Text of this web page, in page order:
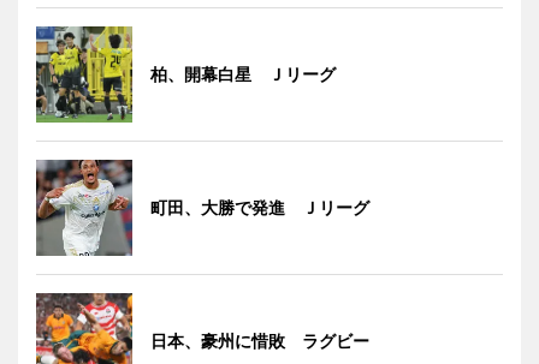
柏、開幕白星 Ｊリーグ
町田、大勝で発進 Ｊリーグ
日本、豪州に惜敗 ラグビー